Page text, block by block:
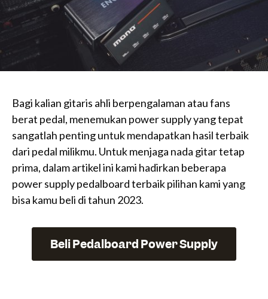
Bagi kalian gitaris ahli berpengalaman atau fans
berat pedal, menemukan power supply yang tepat
sangatlah penting untuk mendapatkan hasil terbaik
dari pedal milikmu. Untuk menjaga nada gitar tetap
prima, dalam artikel ini kami hadirkan beberapa
power supply pedalboard terbaik pilihan kami yang
bisa kamu beli di tahun 2023.
Beli Pedalboard Power Supply